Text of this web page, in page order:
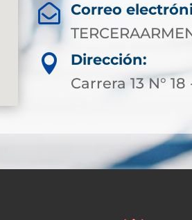

Correo

Dirección:
Carrera 13 N° 18